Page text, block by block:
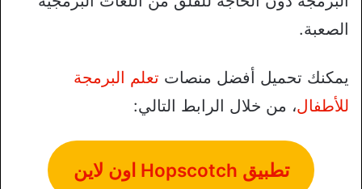
الصعبة.
يمكنك تحميل أفضل منصات تعلم البرمجة
للأطفال، من خلال الرابط التالي:
تطبيق Hopscotch اون لاين